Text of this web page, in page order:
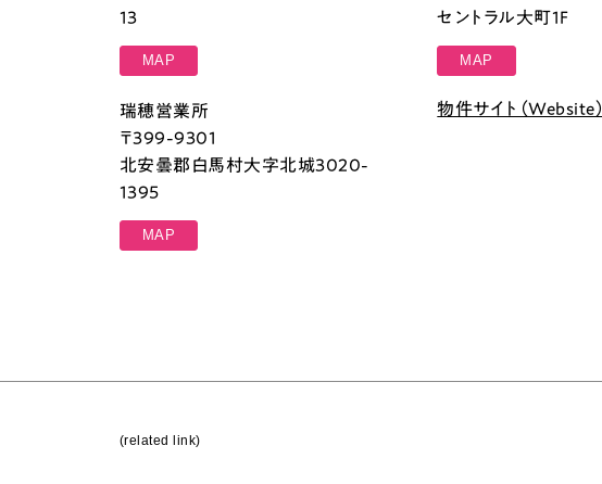
13
MAP
瑞穂営業所
〒399-9301
北安曇郡白馬村大字北城3020-
1395
MAP
セントラル大町1F
MAP
物件サイト（Website）
(related link)